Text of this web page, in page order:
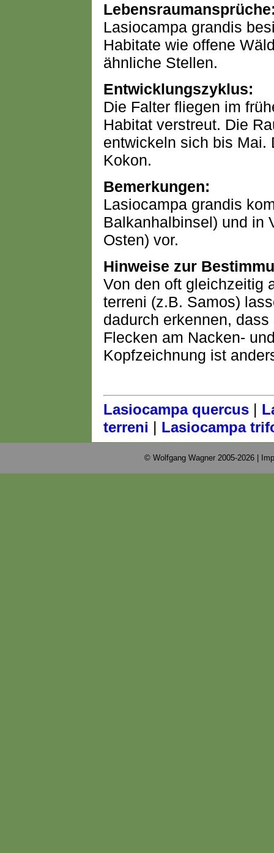
Lasiocampa grandis
Habitate wie offene
ähnliche Stellen.
Entwicklungszyklus:
Die Falter fliegen im
Habitat verstreut. Die
entwickeln sich bis Mai.
Kokon.
Bemerkungen:
Lasiocampa grandis
Balkanhalbinsel) und in
Osten) vor.
Hinweise zur
Von den oft gleichzeitig
terreni (z.B. Samos)
dadurch erkennen,
Flecken am Nacken-
Kopfzeichnung ist
Lasiocampa quercus |
terreni | Lasiocampa
© Wolfgang Wagner 2005-2026 |